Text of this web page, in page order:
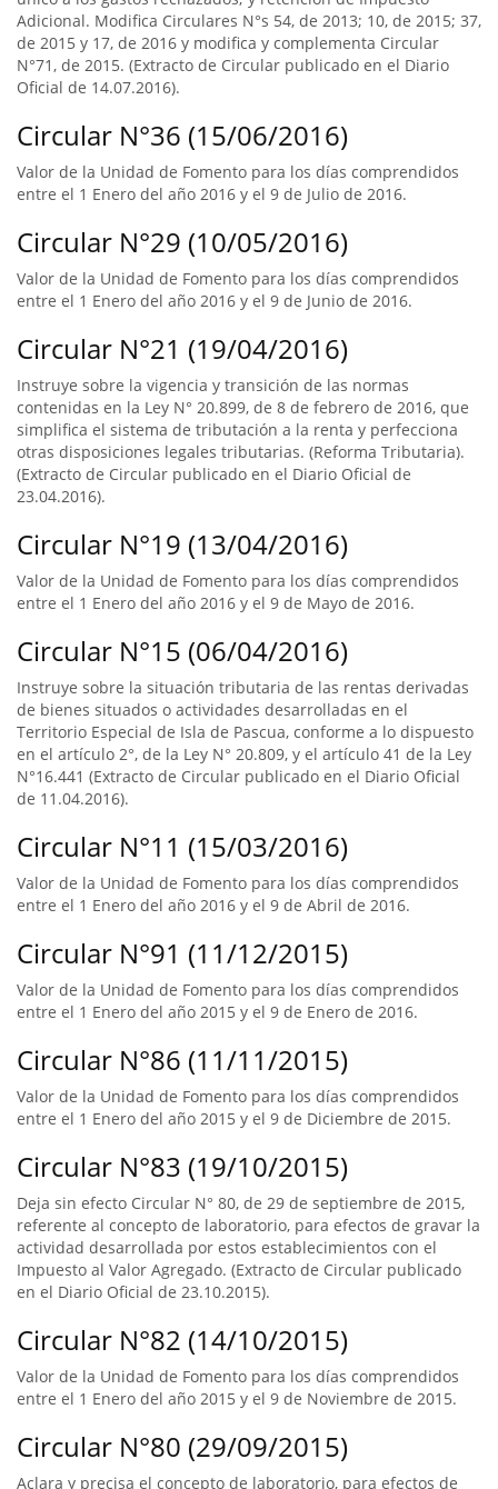
Adicional. Modifica Circulares N°s 54, de 2013; 10, de 2015; 37,
de 2015 y 17, de 2016 y modifica y complementa Circular
N°71, de 2015. (Extracto de Circular publicado en el Diario
Oficial de 14.07.2016).
Circular N°36 (15/06/2016)
Valor de la Unidad de Fomento para los días comprendidos
entre el 1 Enero del año 2016 y el 9 de Julio de 2016.
Circular N°29 (10/05/2016)
Valor de la Unidad de Fomento para los días comprendidos
entre el 1 Enero del año 2016 y el 9 de Junio de 2016.
Circular N°21 (19/04/2016)
Instruye sobre la vigencia y transición de las normas
contenidas en la Ley N° 20.899, de 8 de febrero de 2016, que
simplifica el sistema de tributación a la renta y perfecciona
otras disposiciones legales tributarias. (Reforma Tributaria).
(Extracto de Circular publicado en el Diario Oficial de
23.04.2016).
Circular N°19 (13/04/2016)
Valor de la Unidad de Fomento para los días comprendidos
entre el 1 Enero del año 2016 y el 9 de Mayo de 2016.
Circular N°15 (06/04/2016)
Instruye sobre la situación tributaria de las rentas derivadas
de bienes situados o actividades desarrolladas en el
Territorio Especial de Isla de Pascua, conforme a lo dispuesto
en el artículo 2°, de la Ley N° 20.809, y el artículo 41 de la Ley
N°16.441 (Extracto de Circular publicado en el Diario Oficial
de 11.04.2016).
Circular N°11 (15/03/2016)
Valor de la Unidad de Fomento para los días comprendidos
entre el 1 Enero del año 2016 y el 9 de Abril de 2016.
Circular N°91 (11/12/2015)
Valor de la Unidad de Fomento para los días comprendidos
entre el 1 Enero del año 2015 y el 9 de Enero de 2016.
Circular N°86 (11/11/2015)
Valor de la Unidad de Fomento para los días comprendidos
entre el 1 Enero del año 2015 y el 9 de Diciembre de 2015.
Circular N°83 (19/10/2015)
Deja sin efecto Circular N° 80, de 29 de septiembre de 2015,
referente al concepto de laboratorio, para efectos de gravar la
actividad desarrollada por estos establecimientos con el
Impuesto al Valor Agregado. (Extracto de Circular publicado
en el Diario Oficial de 23.10.2015).
Circular N°82 (14/10/2015)
Valor de la Unidad de Fomento para los días comprendidos
entre el 1 Enero del año 2015 y el 9 de Noviembre de 2015.
Circular N°80 (29/09/2015)
Aclara y precisa el concepto de laboratorio, para efectos de